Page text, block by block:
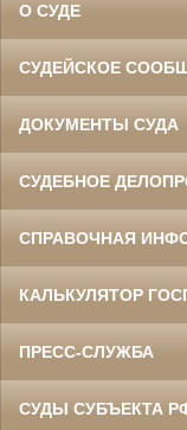
О СУДЕ
СУДЕЙСКОЕ
ДОКУМЕНТЫ СУДА
СУДЕБНОЕ
СПРАВОЧНАЯ
КАЛЬКУЛЯТОР
ПРЕСС-СЛУЖБА
СУДЫ СУБЪЕКТА